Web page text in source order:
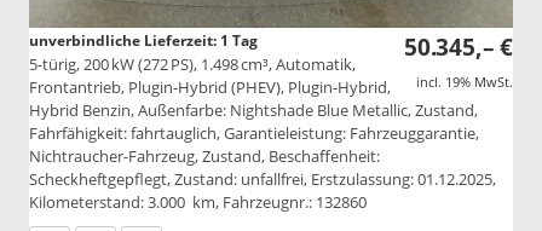
50.345,– €
incl. 19% MwSt.
unverbindliche Lieferzeit: 1 Tag
5-türig, 200 kW (272 PS), 1.498 cm³, Automatik,
Frontantrieb, Plugin-Hybrid (PHEV), Plugin-Hybrid,
Hybrid Benzin, Außenfarbe: Nightshade Blue Metallic, Zustand,
Fahrfähigkeit: fahrtauglich, Garantieleistung: Fahrzeuggarantie,
Nichtraucher-Fahrzeug, Zustand, Beschaffenheit:
Scheckheftgepflegt, Zustand: unfallfrei, Erstzulassung: 01.12.2025,
Kilometerstand: 3.000 km, Fahrzeugnr.: 132860